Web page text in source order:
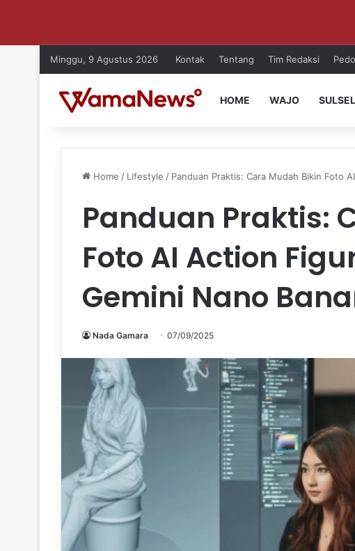
Minggu, 9 Agustus 2026 Kontak Tentang Tim Redaksi
HOME WAJO SULSEL
Home / Lifestyle / Panduan Praktis: Cara Mudah Bikin Foto
Panduan Praktis:
Foto AI Action
Gemini Nano
Nada Gamara 07/09/2025